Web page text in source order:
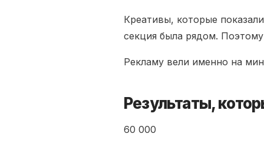
Креативы, которые
секция была рядом.
Рекламу вели именно на
Результаты,
60 000